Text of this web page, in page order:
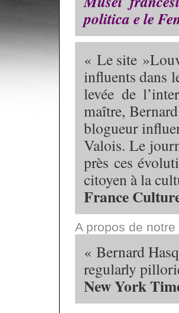
politica e le
« Le site
influents dans
levée de
maître,
blogueur
Valois. Le
près ces
citoyen à la
France
A propos de
« Bernard
regularly
New York